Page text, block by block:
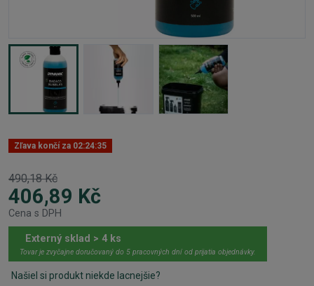
Zľava končí za 02:24:35
490,18 Kč
406,89 Kč
Cena s DPH
Externý sklad > 4 ks
Tovar je zvyčajne doručovaný do 5 pracovných dní od prijatia objednávky.
Našiel si produkt niekde lacnejšie?